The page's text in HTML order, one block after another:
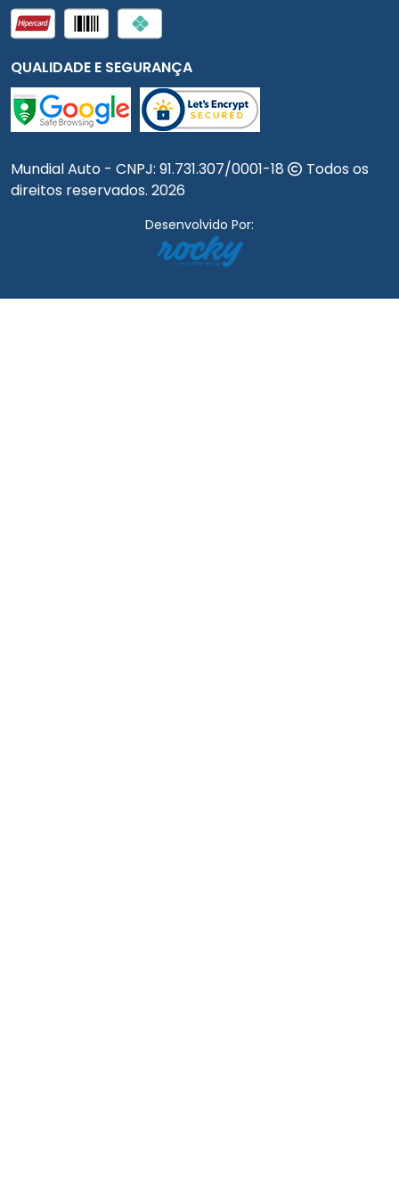
QUALIDADE E SEGURANÇA
Mundial Auto - CNPJ: 91.731.307/0001-18
Todos os
direitos reservados. 2026
Desenvolvido Por: